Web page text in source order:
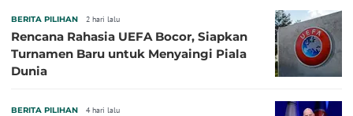
BERITA PILIHAN 2 hari lalu
Rencana Rahasia UEFA Bocor, Siapkan
Turnamen Baru untuk Menyaingi Piala
Dunia
BERITA PILIHAN 4 hari lalu